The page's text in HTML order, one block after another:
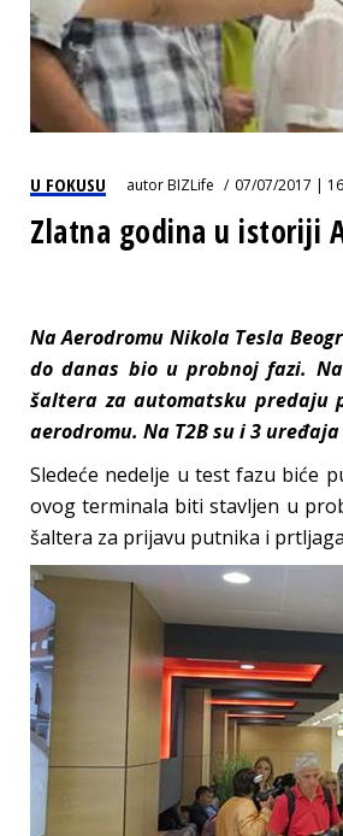
U FOKUSU autorBIZLife 07/07/2017 |
Zlatna godina u istoriji
Na Aerodromu Nikola Tesla
do danas bio u probnoj fazi.
šaltera za automatsku predaju
aerodromu. Na T2B su i 3
Sledeće nedelje u test fazu biće
ovog terminala biti stavljen u
šaltera za prijavu putnika i